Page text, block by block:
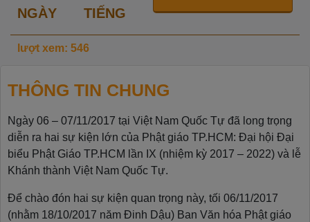
NGÀY TIẾNG
lượt xem: 546
THÔNG TIN CHUNG
Ngày 06 – 07/11/2017 tại Việt Nam Quốc Tự đã long trọng
diễn ra hai sự kiện lớn của Phật giáo TP.HCM: Đại hội Đại
biểu Phật Giáo TP.HCM lần IX (nhiệm kỳ 2017 – 2022) và lễ
Khánh thành Việt Nam Quốc Tự.
Để chào đón hai sự kiện quan trọng này, tối 06/11/2017
(nhằm 18/10/2017 năm Đinh Dậu) Ban Văn hóa Phật giáo